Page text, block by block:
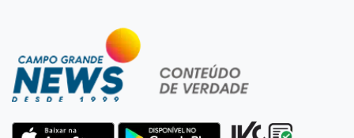
Pergunta do Dia
Tradicional churrasco com a família ainda
cabe no seu orçamento?
Pais buscam quebrar o padrão e estar